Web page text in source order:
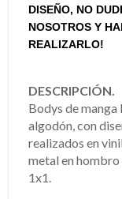
DISEÑO, NO
NOSOTROS Y
REALIZARLO!
DESCRIPCIÓN.
Bodys de
algodón, con
realizados en
metal en
1x1.